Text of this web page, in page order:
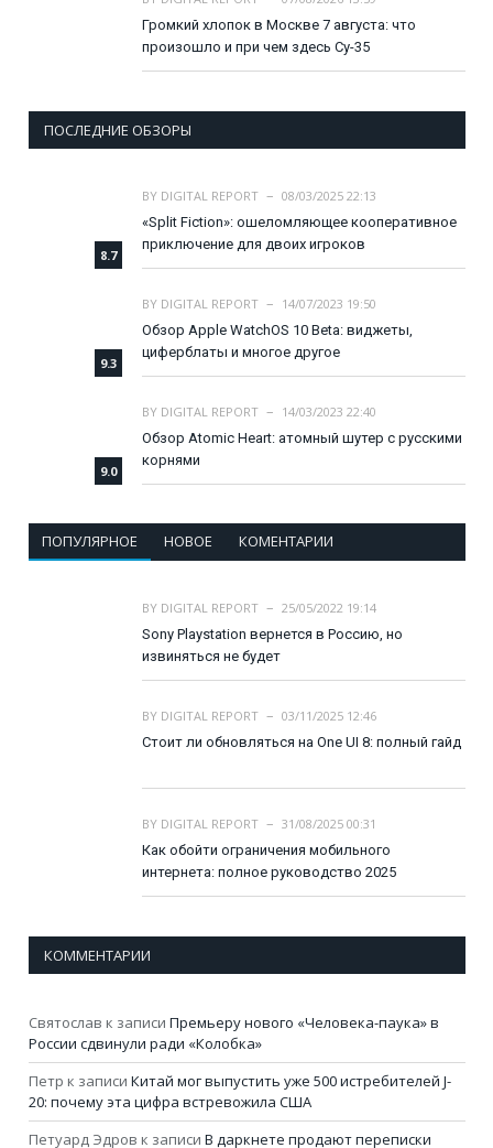
Громкий хлопок в Москве 7 августа: что
произошло и при чем здесь Су-35
ПОСЛЕДНИЕ ОБЗОРЫ
8.7
BY DIGITAL REPORT
08/03/2025 22:13
«Split Fiction»: ошеломляющее кооперативное
приключение для двоих игроков
9.3
BY DIGITAL REPORT
14/07/2023 19:50
Обзор Apple WatchOS 10 Beta: виджеты,
циферблаты и многое другое
9.0
BY DIGITAL REPORT
14/03/2023 22:40
Обзор Atomic Heart: атомный шутер с русскими
корнями
ПОПУЛЯРНОЕ НОВОЕ КОМЕНТАРИИ
BY DIGITAL REPORT
25/05/2022 19:14
Sony Playstation вернется в Россию, но
извиняться не будет
BY DIGITAL REPORT
03/11/2025 12:46
Стоит ли обновляться на One UI 8: полный гайд
BY DIGITAL REPORT
31/08/2025 00:31
Как обойти ограничения мобильного
интернета: полное руководство 2025
КОММЕНТАРИИ
Святослав к записи Премьеру нового «Человека-паука» в
России сдвинули ради «Колобка»
Петр к записи Китай мог выпустить уже 500 истребителей J-
20: почему эта цифра встревожила США
Петуард Эдров к записи В даркнете продают переписки